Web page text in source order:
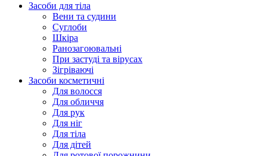
Засоби для тіла
Вени та судини
Суглоби
Шкіра
Ранозагоювальні
При застуді та вірусах
Зігріваючі
Засоби косметичні
Для волосся
Для обличчя
Для рук
Для ніг
Для тіла
Для дітей